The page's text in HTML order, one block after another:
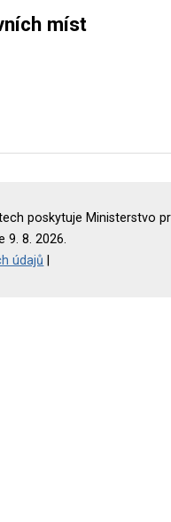
míst
poskytuje Ministerstvo
9. 8. 2026.
údajů